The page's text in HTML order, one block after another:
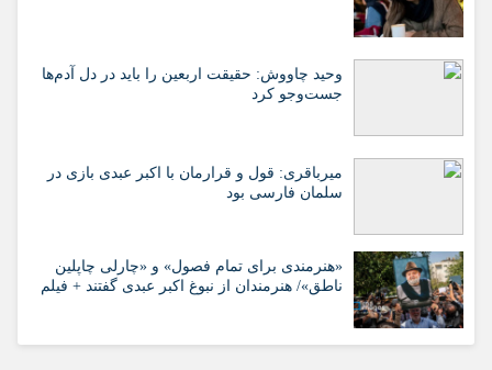
وحید چاووش: حقیقت اربعین را باید در دل آدم‌ها
جست‌وجو کرد
میرباقری: قول و قرارمان با اکبر عبدی بازی در
سلمان فارسی بود
«هنرمندی برای تمام فصول» و «چارلی چاپلین
ناطق»/ هنرمندان از نبوغ اکبر عبدی گفتند + فیلم